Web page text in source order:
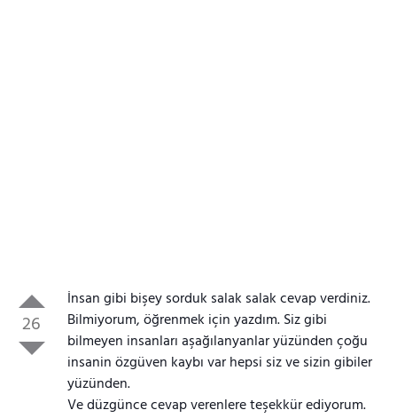
26
İnsan gibi bişey sorduk salak salak cevap verdiniz.
Bilmiyorum, öğrenmek için yazdım. Siz gibi
bilmeyen insanları aşağılanyanlar yüzünden çoğu
insanin özgüven kaybı var hepsi siz ve sizin gibiler
yüzünden.
Ve düzgünce cevap verenlere teşekkür ediyorum.